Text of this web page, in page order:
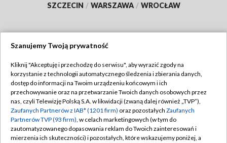
SZCZECIN / WARSZAWA / WROCŁAW
TVP
Abonament TVP
Emisja w TVP
Centrum informacji TVP
Regulamin TVP
Polityka prywatności
Moje zgody
Szanujemy Twoją prywatność
Kliknij "Akceptuję i przechodzę do serwisu", aby wyrazić zgody na
korzystanie z technologii automatycznego śledzenia i zbierania danych,
dostęp do informacji na Twoim urządzeniu końcowym i ich
przechowywanie oraz na przetwarzanie Twoich danych osobowych przez
nas, czyli Telewizję Polską S.A. w likwidacji (zwaną dalej również „TVP”),
Zaufanych Partnerów z IAB* (1201 firm) oraz pozostałych Zaufanych
Partnerów TVP (93 firm), w celach marketingowych (w tym do
zautomatyzowanego dopasowania reklam do Twoich zainteresowań i
mierzenia ich skuteczności) i pozostałych, które wskazujemy poniżej, a